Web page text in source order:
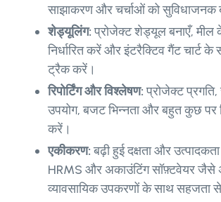
साझाकरण और चर्चाओं को सुविधाजनक
शेड्यूलिंग:प्रोजेक्ट शेड्यूल बनाएँ, मील
निर्धारित करें और इंटरैक्टिव गैंट चार्ट के
ट्रैक करें।
रिपोर्टिंग और विश्लेषण:प्रोजेक्ट
उपयोग, बजट भिन्नता और बहुत कुछ पर
करें।
एकीकरण:बढ़ी हुई दक्षता और
HRMS और अकाउंटिंग सॉफ़्टवेयर जैसे
व्यावसायिक उपकरणों के साथ सहजता